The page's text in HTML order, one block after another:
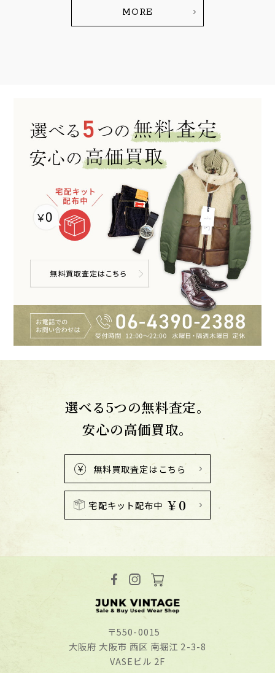
MORE
選べる5つの無料査定。
安心の高価買取。
無料買取査定はこちら
宅配キット配布中 ￥0
〒550-0015
⼤阪府 ⼤阪市 ⻄区 南堀江 2-3-8
VASEビル 2F